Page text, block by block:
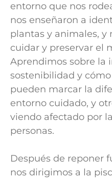
entorno que nos
nos enseñaron a
plantas y animales, y
cuidar y preservar el
Aprendimos sobre la
sostenibilidad y
pueden marcar la
entorno cuidado, y
viendo afectado por
personas.
Después de reponer
nos dirigimos a la